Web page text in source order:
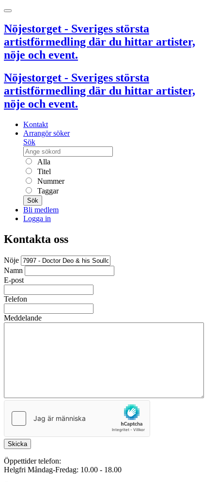
Nöjestorget - Sveriges största
artistförmedling där du hittar artister,
nöje och event.
Nöjestorget - Sveriges största
artistförmedling där du hittar artister,
nöje och event.
Kontakt
Arrangör söker
Sök
Alla
Titel
Nummer
Taggar
Sök
Bli medlem
Logga in
Kontakta oss
Nöje
Namn
E-post
Telefon
Meddelande
Skicka
Öppettider telefon:
Helgfri Måndag-Fredag: 10.00 - 18.00